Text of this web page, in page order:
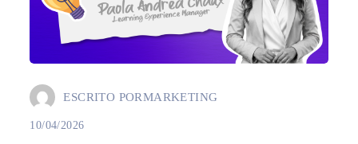
ESCRITO PORMARKETING
10/04/2026